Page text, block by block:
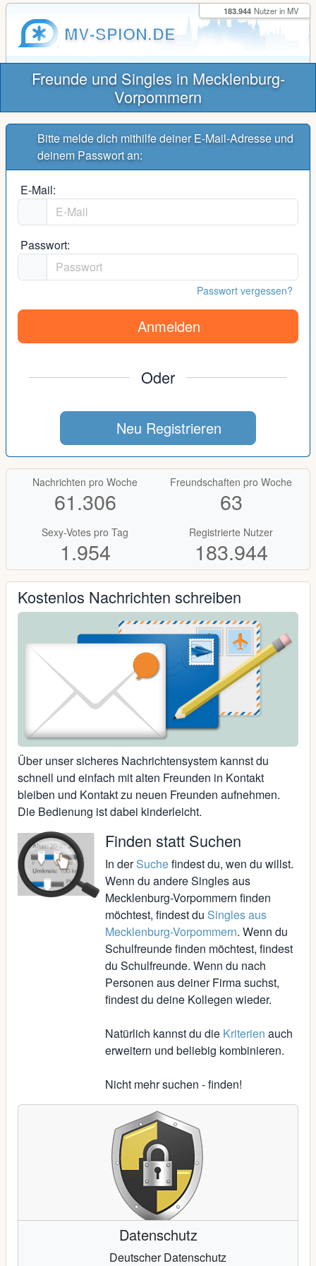
MV-SPION.DE
183.944 Nutzer in MV
Freunde und Singles in Mecklenburg-
Vorpommern
Bitte melde dich mithilfe deiner E-Mail-Adresse und
deinem Passwort an:
E-Mail:
Passwort:
Passwort vergessen?
Anmelden
Oder
Neu Registrieren
Nachrichten pro Woche
61.306
Freundschaften pro Woche
63
Sexy-Votes pro Tag
1.954
Registrierte Nutzer
183.944
Kostenlos Nachrichten schreiben
Über unser sicheres Nachrichtensystem kannst du
schnell und einfach mit alten Freunden in Kontakt
bleiben und Kontakt zu neuen Freunden aufnehmen.
Die Bedienung ist dabei kinderleicht.
Finden statt Suchen
In derSuchefindest du, wen du willst.
Wenn du andere Singles aus
Mecklenburg-Vorpommern finden
möchtest, findest du Singles aus
Mecklenburg-Vorpommern. Wenn du
Schulfreunde finden möchtest, findest
du Schulfreunde. Wenn du nach
Personen aus deiner Firma suchst,
findest du deine Kollegen wieder.
Natürlich kannst du die Kriterien auch
erweitern und beliebig kombinieren.
Nicht mehr suchen - finden!
Datenschutz
Deutscher Datenschutz